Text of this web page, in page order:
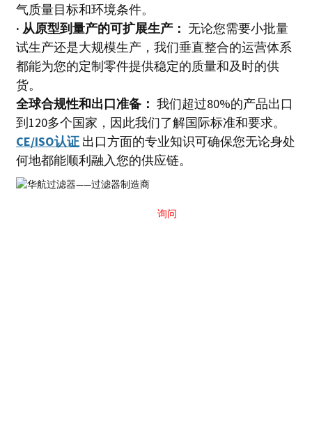
气质量目标和环境条件。
· 从原型到量产的可扩展生产： 无论您需要小批量
试生产还是大规模生产，我们垂直整合的运营体系
都能为您的定制零件提供稳定的质量和及时的供
货。
全球合规性和出口准备： 我们超过80%的产品出口
到120多个国家，因此我们了解国际标准和要求。
CE/ISO认证出口方面的专业知识可确保您无论身处
何地都能顺利融入您的供应链。
询问